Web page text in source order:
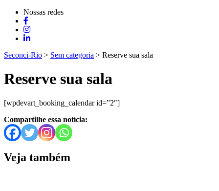
Nossas redes
Seconci-Rio > Sem categoria > Reserve sua sala
Reserve sua sala
[wpdevart_booking_calendar id=”2″]
Compartilhe essa notícia:
Veja também